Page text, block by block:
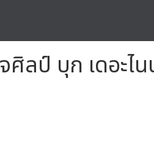
ลป์ บุก เดอะไ